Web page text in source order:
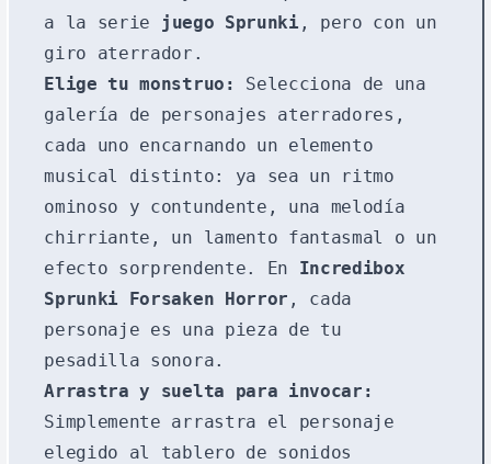
a la serie
juego Sprunki , pero con un
giro aterrador.
Elige tu monstruo:
Selecciona de una
galería de personajes aterradores,
cada uno encarnando un elemento
musical distinto: ya sea un ritmo
ominoso y contundente, una melodía
chirriante, un lamento fantasmal o un
efecto sorprendente. En Incredibox
Sprunki Forsaken Horror , cada
personaje es una pieza de tu
pesadilla sonora.
Arrastra y suelta para invocar:
Simplemente arrastra el personaje
elegido al tablero de sonidos